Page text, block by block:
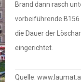
Brand dann rasch
vorbeiführende
die Dauer der
eingerichtet.
Quelle: